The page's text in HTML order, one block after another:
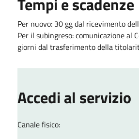
Per nuovo: 30 gg dal ricevimento
Per il subingreso: comunicazione al
giorni dal trasferimento della
Accedi al servizio
Canale fisico: